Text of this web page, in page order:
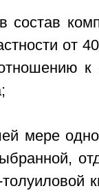
состав
от
к
мере